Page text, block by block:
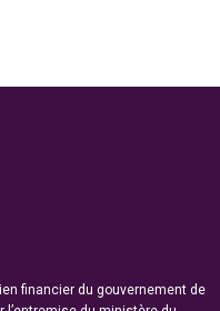
financier du gouvernement de